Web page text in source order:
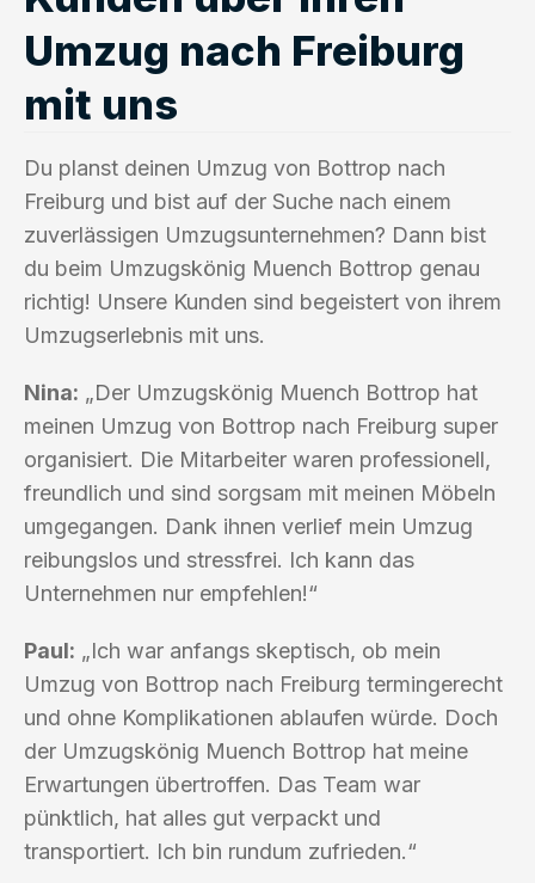
Umzug nach Freiburg
mit uns
Du planst deinen Umzug von Bottrop nach
Freiburg und bist auf der Suche nach einem
zuverlässigen Umzugsunternehmen? Dann bist
du beim Umzugskönig Muench Bottrop genau
richtig! Unsere Kunden sind begeistert von ihrem
Umzugserlebnis mit uns.
Nina: „Der Umzugskönig Muench Bottrop hat
meinen Umzug von Bottrop nach Freiburg super
organisiert. Die Mitarbeiter waren professionell,
freundlich und sind sorgsam mit meinen Möbeln
umgegangen. Dank ihnen verlief mein Umzug
reibungslos und stressfrei. Ich kann das
Unternehmen nur empfehlen!“
Paul: „Ich war anfangs skeptisch, ob mein
Umzug von Bottrop nach Freiburg termingerecht
und ohne Komplikationen ablaufen würde. Doch
der Umzugskönig Muench Bottrop hat meine
Erwartungen übertroffen. Das Team war
pünktlich, hat alles gut verpackt und
transportiert. Ich bin rundum zufrieden.“